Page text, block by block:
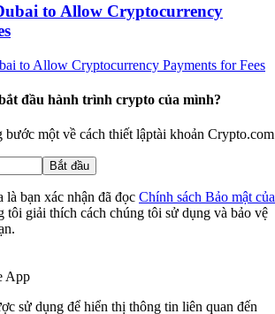
to Allow Cryptocurrency
đầu hành trình crypto của mình?
một về cách thiết lậptài khoản Crypto.com
Bắt đầu
bạn xác nhận đã đọc Chính sách Bảo mật của
tôi giải thích cách chúng tôi sử dụng và bảo vệ
sử dụng để hiển thị thông tin liên quan đến